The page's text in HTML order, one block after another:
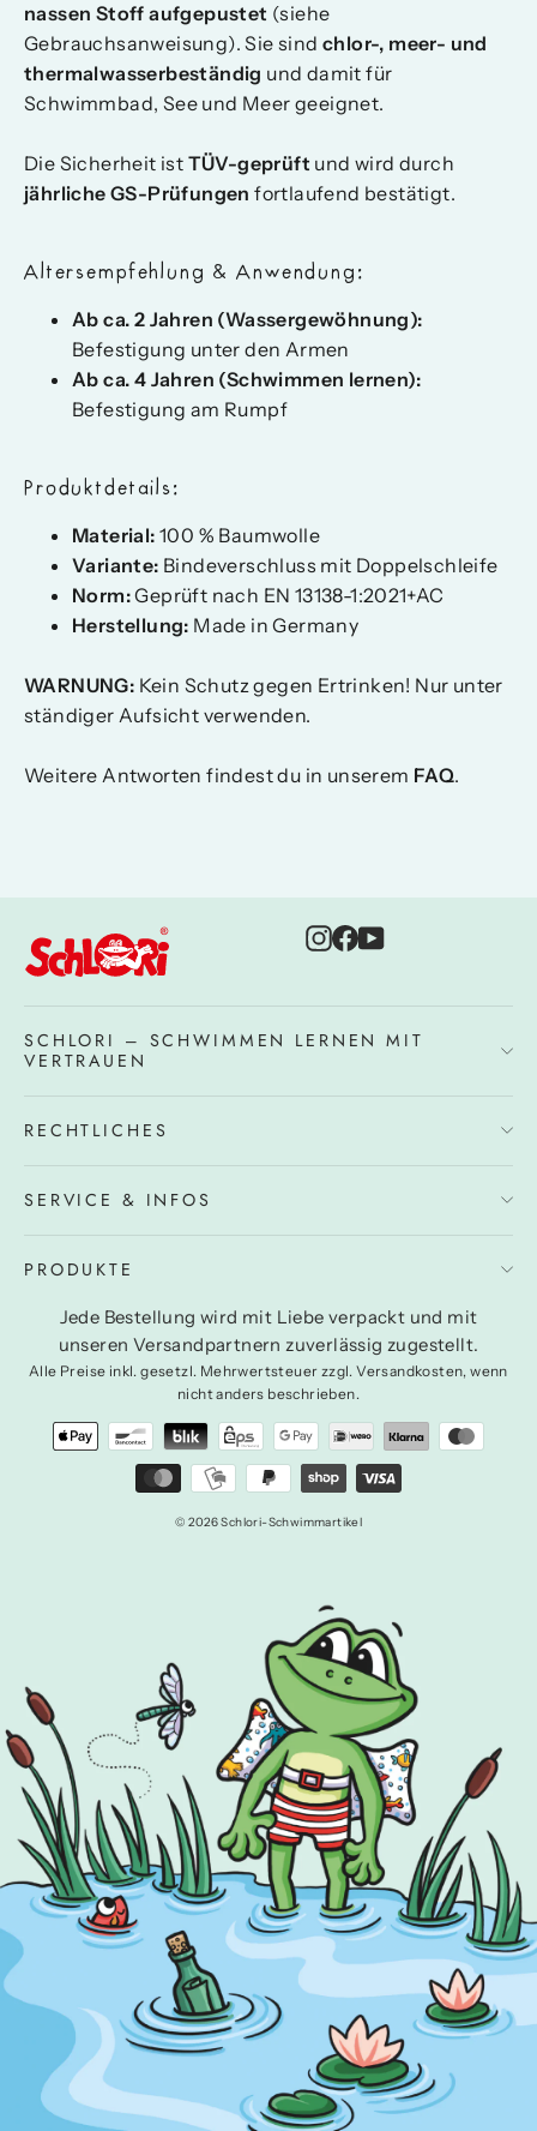
nassen Stoff aufgepustet (siehe
Gebrauchsanweisung). Sie sind chlor-, meer- und
thermalwasserbeständig und damit für
Schwimmbad, See und Meer geeignet.
Die Sicherheit ist TÜV-geprüft und wird durch
jährliche GS-Prüfungen fortlaufend bestätigt.
Altersempfehlung & Anwendung:
Ab ca. 2 Jahren (Wassergewöhnung):
Befestigung unter den Armen
Ab ca. 4 Jahren (Schwimmen lernen):
Befestigung am Rumpf
Produktdetails:
Material: 100 % Baumwolle
Variante: Bindeverschluss mit Doppelschleife
Norm:Geprüft nach EN 13138-1:2021+AC
Herstellung: Made in Germany
WARNUNG: Kein Schutz gegen Ertrinken! Nur unter
ständiger Aufsicht verwenden.
Weitere Antworten findest du in unserem FAQ.
Instagram
Facebook
YouTube
SCHLORI – SCHWIMMEN LERNEN MIT
VERTRAUEN
RECHTLICHES
SERVICE & INFOS
PRODUKTE
Jede Bestellung wird mit Liebe verpackt und mit
unseren Versandpartnern zuverlässig zugestellt.
Alle Preise inkl. gesetzl. Mehrwertsteuer zzgl. Versandkosten, wenn
nicht anders beschrieben.
© 2026 Schlori-Schwimmartikel